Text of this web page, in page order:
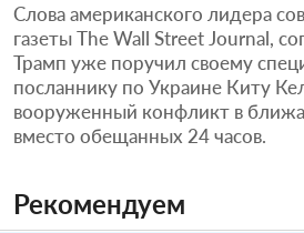
Слова американского лидера
газеты The Wall Street Journal,
Трамп уже поручил своему
посланнику по Украине Киту
вооруженный конфликт в
вместо обещанных 24 часов.
Рекомендуем